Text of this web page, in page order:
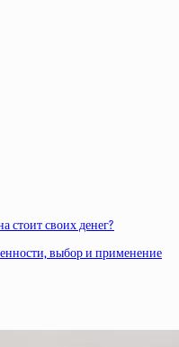
стоит своих денег?
выбор и применение